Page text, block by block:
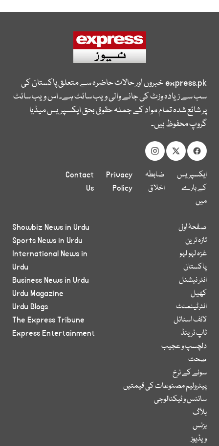
express.pkخبروں اور حالات حاضرہ سے متعلق پاکستان کی
سب سے زیادہ وزٹ کی جانے والی ویب سائٹ ہے۔ اس ویب سائٹ
پر شائع شدہ تمام مواد کے جملہ حقوق بحق ایکسپریس میڈیا
گروپ محفوظ ہیں۔
ایکسپریس
کے بارے
میں
ضابطہ
اخلاق
Privacy
Policy
Contact
Us
صفحۂ اول
تازہ ترین
غزہ لہو لہو
پاکستان
انٹر نیشنل
کھیل
انٹرٹینمنٹ
لائف اسٹائل
ٹاپ ٹرینڈ
دلچسپ و عجیب
صحت
سونے کے نرخ
پیٹرولیم مصنوعات کی قیمتیں
سائنس و ٹیکنالوجی
بلاگ
بزنس
ویڈیوز
Showbiz News in Urdu
Sports News in Urdu
International News in
Urdu
Business News in Urdu
Urdu Magazine
Urdu Blogs
The Express Tribune
Express Entertainment